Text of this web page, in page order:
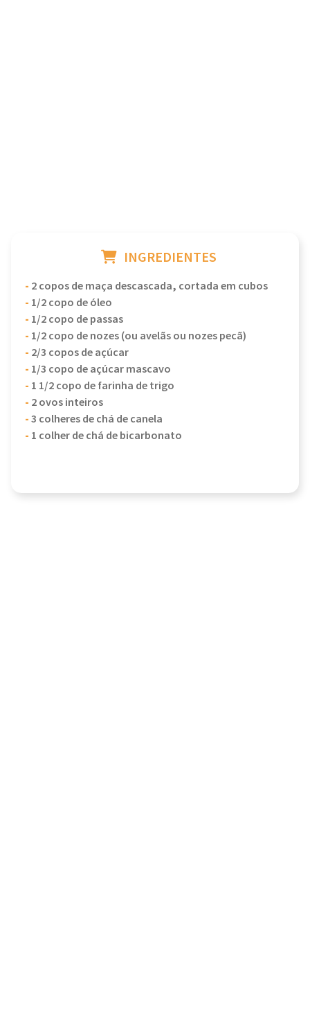
INGREDIENTES
- 2 copos de maça descascada, cortada em cubos
- 1/2 copo de óleo
- 1/2 copo de passas
- 1/2 copo de nozes (ou avelãs ou nozes pecã)
- 2/3 copos de açúcar
- 1/3 copo de açúcar mascavo
- 1 1/2 copo de farinha de trigo
- 2 ovos inteiros
-3 colheres de chá de canela
- 1 colher de chá de bicarbonato